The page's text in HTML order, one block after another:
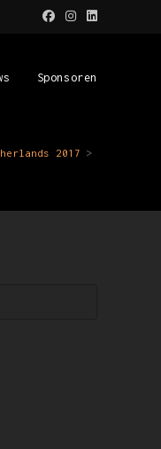
Sponsoren
2017 >